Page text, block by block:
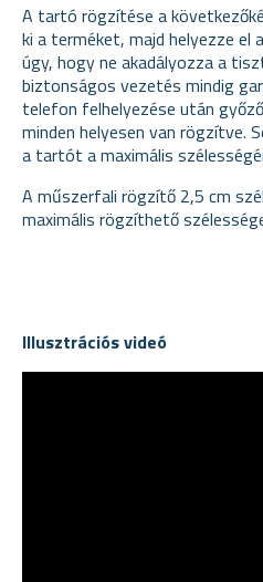
A tartó rögzítése a
ki a terméket, majd helyezze
úgy, hogy ne akadályozza a
biztonságos vezetés mindig
telefon felhelyezése után
minden helyesen van rögzítve.
a tartót a maximális
A műszerfali rögzítő 2,5 cm
maximális rögzíthető
Illusztrációs videó